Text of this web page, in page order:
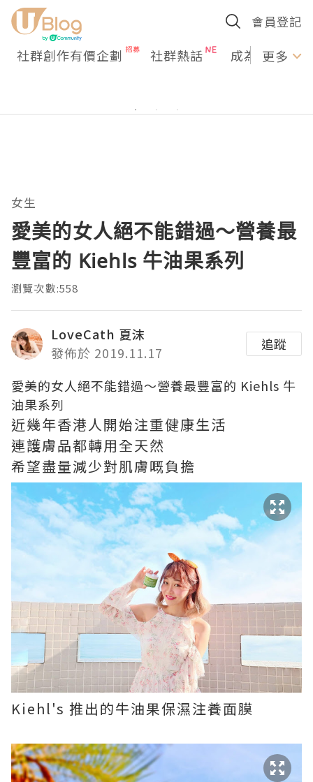
會員登記
社群創作有價企劃 社群熱話 成為U更多
女生
愛美的女人絕不能錯過～營養最
豐富的 Kiehls 牛油果系列
瀏覽次數:558
LoveCath 夏沫
發佈於 2019.11.17
追蹤
愛美的女人絕不能錯過～營養最豐富的 Kiehls 牛
油果系列
近幾年香港人開始注重健康生活
連護膚品都轉用全天然
希望盡量減少對肌膚嘅負擔
Kiehl's 推出的牛油果保濕注養面膜